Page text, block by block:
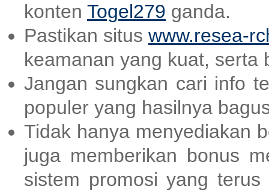
konten Togel279 ganda.
Pastikan situs www.resea-
keamanan yang kuat, serta
Jangan sungkan cari info
populer yang hasilnya
Tidak hanya menyediakan
juga memberikan bonus
sistem promosi yang